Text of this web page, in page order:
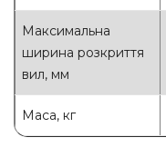
Максимальна
ширина розкриття
вил, мм
Маса, кг